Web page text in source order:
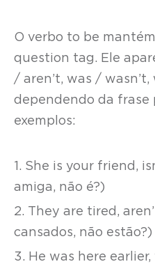
O verbo to be
question tag. Ele
/ aren’t, was / wasn’t,
dependendo da frase
exemplos:
1. She is your friend,
amiga, não é?)
2. They are tired,
cansados, não estão?)
3. He was here